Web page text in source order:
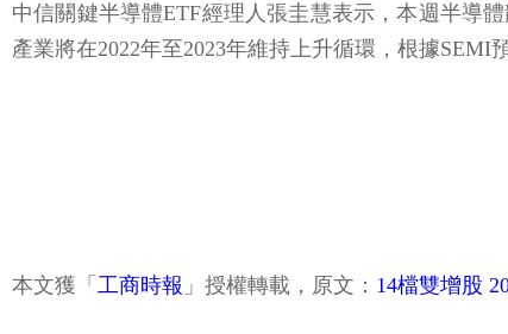
中信關鍵半導體ETF經理人張圭慧表示，本週半導
產業將在2022年至2023年維持上升循環，根據SEMI
本文獲「 工商時報 」授權轉載，原文： 14檔雙增股